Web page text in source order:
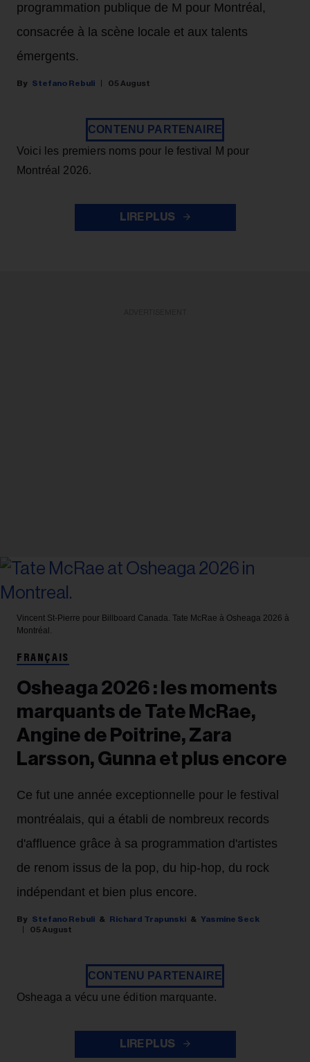
programmation publique de M pour Montréal,
consacrée à la scène locale et aux talents
émergents.
Stefano Rebuli 05 August
CONTENU PARTENAIRE
Voici les premiers noms pour le festival M pour
Montréal 2026.
LIRE PLUS
Vincent St-Pierre pour Billboard Canada. Tate McRae à Osheaga 2026 à
Montréal.
FRANÇAIS
Osheaga 2026 : les moments
marquants de Tate McRae,
Angine de Poitrine, Zara
Larsson, Gunna et plus encore
Ce fut une année exceptionnelle pour le festival
montréalais, qui a établi de nombreux records
d'affluence grâce à sa programmation d'artistes
de renom issus de la pop, du hip-hop, du rock
indépendant et bien plus encore.
Stefano Rebuli Richard Trapunski
Yasmine Seck
05 August
CONTENU PARTENAIRE
Osheaga a vécu une édition marquante.
LIRE PLUS